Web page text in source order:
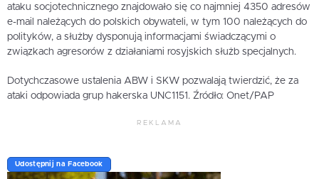
ataku socjotechnicznego znajdowało się co najmniej 4350 adresów
e-mail należących do polskich obywateli, w tym 100 należących do
polityków, a służby dysponują informacjami świadczącymi o
związkach agresorów z działaniami rosyjskich służb specjalnych.
Dotychczasowe ustalenia ABW i SKW pozwalają twierdzić, że za
ataki odpowiada grup hakerska UNC1151. Źródło: Onet/PAP
REKLAMA
Udostępnij na Facebook